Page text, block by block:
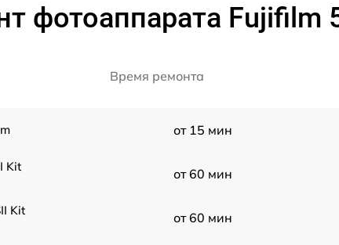
фотоаппарата Fujifilm
Время ремонта
от 15 мин
Kit
от 60 мин
Kit
от 60 мин